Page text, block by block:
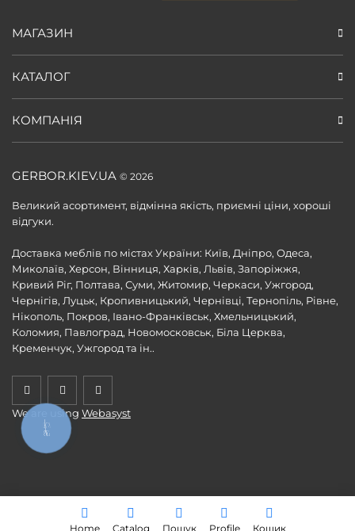
GERBOR.KIEV.UA © 2026
Великий асортимент, відмінна якість, приємні ціни, хороші
відгуки.
Доставка меблів по містах України: Київ, Дніпро, Одеса,
Миколаїв, Херсон, Вінниця, Харків, Львів, Запоріжжя,
Кривий Ріг, Полтава, Суми, Житомир, Черкаси, Ужгород,
Чернігів, Луцьк, Кропивницький, Чернівці, Тернопіль, Рівне,
Нікополь, Покров, Івано-Франківськ, Хмельницький,
Коломия, Павлоград, Новомосковськ, Біла Церква,
Кременчук, Ужгород та ін..
We are using Webasyst
МАГАЗИН
КАТАЛОГ
КОМПАНІЯ
Home Catalog Пошук Profile Кошик
КНОПКА
ЗВ'ЯЗКУ